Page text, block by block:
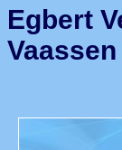
Egbert
Vaassen